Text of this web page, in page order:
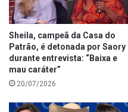
Sheila, campeã da Casa do
Patrão, é detonada por Saory
durante entrevista: “Baixa e
mau caráter”
20/07/2026